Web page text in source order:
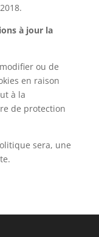
à jour la
ou de
en raison
à la
de protection
sera, une